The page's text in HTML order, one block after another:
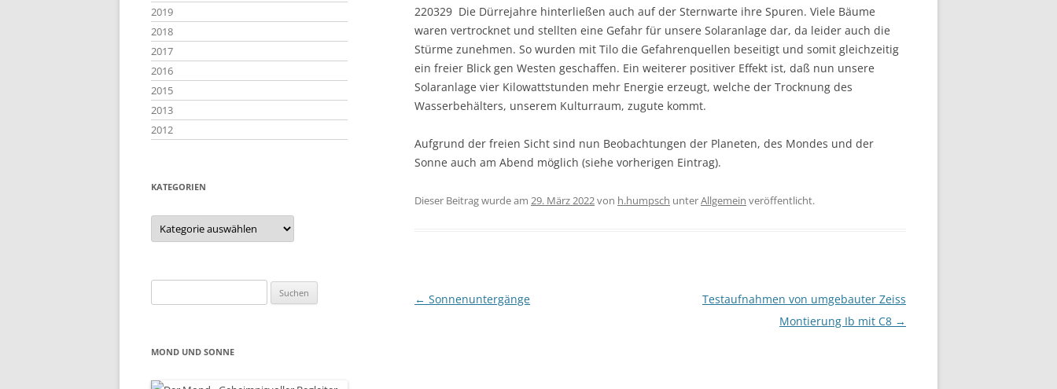
220329 Die Dürrejahre hinterließen auch auf der Sternwarte ihre Spuren. Viele Bäume
waren vertrocknet und stellten eine Gefahr für unsere Solaranlage dar, da leider auch die
Stürme zunehmen. So wurden mit Tilo die Gefahrenquellen beseitigt und somit gleichzeitig
ein freier Blick gen Westen geschaffen. Ein weiterer positiver Effekt ist, daß nun unsere
Solaranlage vier Kilowattstunden mehr Energie erzeugt, welche der Trocknung des
Wasserbehälters, unserem Kulturraum, zugute kommt.
Aufgrund der freien Sicht sind nun Beobachtungen der Planeten, des Mondes und der
Sonne auch am Abend möglich (siehe vorherigen Eintrag).
Dieser Beitrag wurde am29. März 2022von h.humpsch unterAllgemein veröffentlicht.
Beitragsnavigation
← Sonnenuntergänge
Testaufnahmen von umgebauter Zeiss
Montierung Ib mit C8 →
2019
2018
2017
2016
2015
2013
2012
KATEGORIEN
Kategorien
nach:
MOND UND SONNE